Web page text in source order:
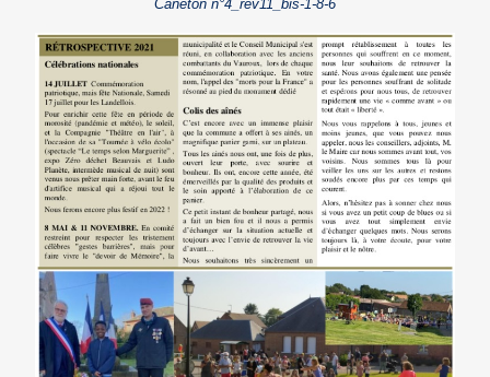
Caneton n°4_rev11_bis-1-8-6